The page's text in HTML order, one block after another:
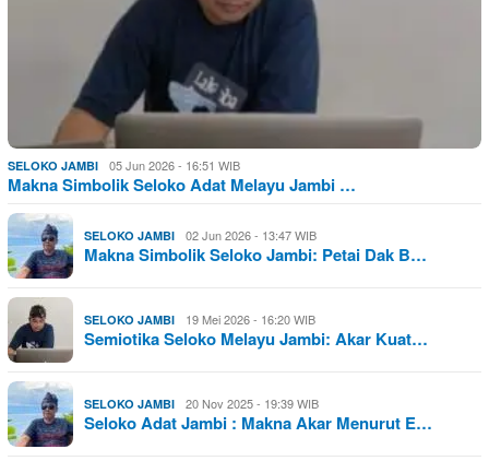
SELOKO JAMBI 05 Jun 2026 - 16:51 WIB
Makna Simbolik Seloko Adat Melayu Jambi …
SELOKO JAMBI 02 Jun 2026 - 13:47 WIB
Makna Simbolik Seloko Jambi: Petai Dak B…
SELOKO JAMBI 19 Mei 2026 - 16:20 WIB
Semiotika Seloko Melayu Jambi: Akar Kuat…
SELOKO JAMBI 20 Nov 2025 - 19:39 WIB
Seloko Adat Jambi : Makna Akar Menurut E…